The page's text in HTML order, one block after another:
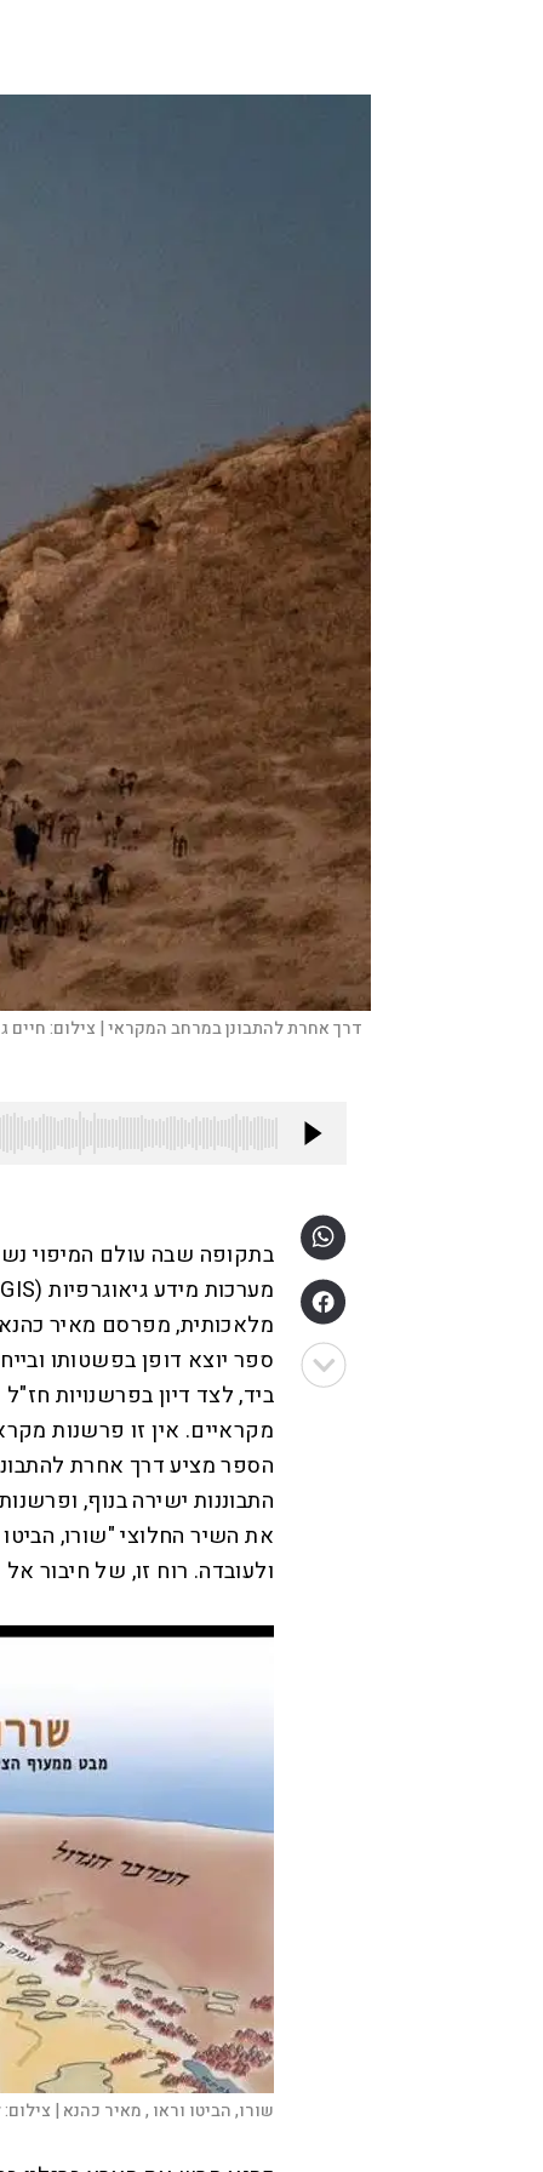
דרך אחרת להתבונן במרחב המקראי | צילום:חיים
בתקופה שבה עולם המיפוי
מלאכותית, מפרסם מאיר
ביד, לצד דיון בפרשנויות
מקראיים. אין זו פרשנות
הספר מציע דרך אחרת
התבוננות ישירה בנוף,
את השיר החלוצי "שורו,
ולעובדה. רוח זו, של חיבור
שורו, הביטו וראו , מאיר כהנא | צילום: